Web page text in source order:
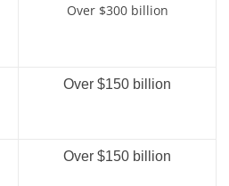
Over $300 billion
Over $150 billion
Over $150 billion